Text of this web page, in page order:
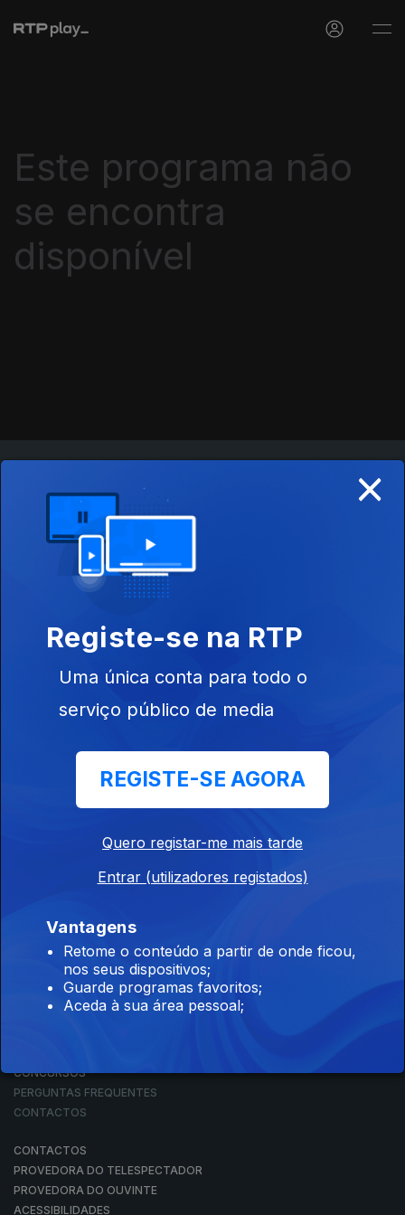
Este programa não
se encontra
disponível
Disponível para iOS, Android, Apple TV, Android TV e
RTP ARQUIVOS
RTP ENSINA
RTP PLAY
EM DIRETO
CONCURSOS
PERGUNTAS FREQUENTES
CONTACTOS
CONTACTOS
PROVEDORA DO TELESPECTADOR
PROVEDORA DO OUVINTE
ACESSIBILIDADES
×
Registe-se na RTP
Uma única conta para todo o
serviço público de media
REGISTE-SE AGORA
Quero registar-me mais tarde
Entrar (utilizadores registados)
Vantagens
Retome o conteúdo a partir de onde ficou,
nos seus dispositivos;
Guarde programas favoritos;
Aceda à sua área pessoal;